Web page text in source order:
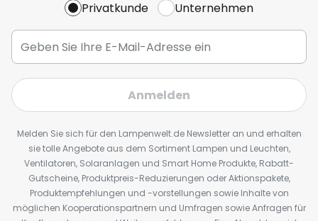
Privatkunde Unternehmen
Anmelden
Melden Sie sich für den Lampenwelt.de Newsletter an und erhalten
sie tolle Angebote aus dem Sortiment Lampen und Leuchten,
Ventilatoren, Solaranlagen und Smart Home Produkte, Rabatt-
Gutscheine, Produktpreis-Reduzierungen oder Aktionspakete,
Produktempfehlungen und -vorstellungen sowie Inhalte von
möglichen Kooperationspartnern und Umfragen sowie Anfragen für